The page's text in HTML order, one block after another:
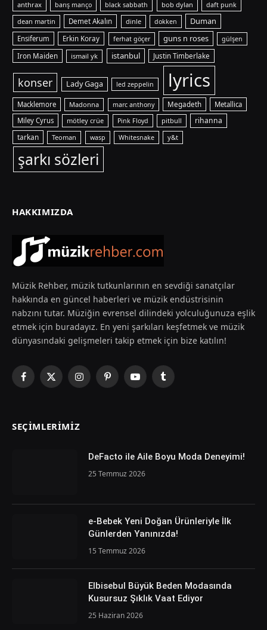
anthrax barış manço black sabbath bob dylan daft punk
dean martin Demet Akalın dinle dokken Duman
Ensiferum Erkin Koray ferhat göçer guns n roses gülşen
Iron Maiden ismail yk istanbul Justin Timberlake
konser Lady Gaga led zeppelin lyrics
Macklemore Madonna marc anthony Megadeth
Metallica
Miley Cyrus
mötley crüe Pink Floyd pitbull rihanna
tarkan Teoman wasp Whitesnake y&t
şarkı sözleri
HAKKIMIZDA
Müzik Rehber, müzik tutkunlarının en sevdiği sanatçılar
hakkında en güncel haberleri ve müzik endüstrisinin
nabzını tutar. Müziğin evrensel dilindeki yolculuğunuza eşlik
etmek için buradayız. En yeni şarkıları keşfetmek ve müzik
dünyasındaki gelişmeleri takip etmek için bize katılın!
Facebook
X
InstagramPinterestYouTubeTumblr
SEÇIMLERIMIZ
DeFacto ile Aile Boyu Moda Deneyimi!
25 Temmuz 2026
e-Bebek Yeni Doğan Ürünleriyle İlk
Günlerden Yanınızda!
15 Temmuz 2026
Elbisebul Büyük Beden Modasında
Kusursuz Şıklık Vaat Ediyor
25 Haziran 2026